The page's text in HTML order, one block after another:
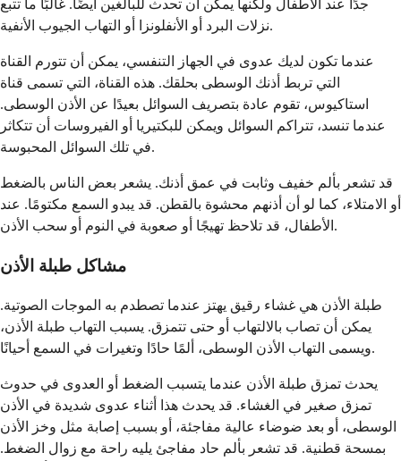
جدًا عند الأطفال ولكنها يمكن أن تحدث للبالغين أيضًا. غالبًا ما تتبع
نزلات البرد أو الأنفلونزا أو التهاب الجيوب الأنفية.
عندما تكون لديك عدوى في الجهاز التنفسي، يمكن أن تتورم القناة
التي تربط أذنك الوسطى بحلقك. هذه القناة، التي تسمى قناة
استاكيوس، تقوم عادة بتصريف السوائل بعيدًا عن الأذن الوسطى.
عندما تنسد، تتراكم السوائل ويمكن للبكتيريا أو الفيروسات أن تتكاثر
في تلك السوائل المحبوسة.
قد تشعر بألم خفيف وثابت في عمق أذنك. يشعر بعض الناس بالضغط
أو الامتلاء، كما لو أن أذنهم محشوة بالقطن. قد يبدو السمع مكتومًا. عند
الأطفال، قد تلاحظ تهيجًا أو صعوبة في النوم أو سحب الأذن.
مشاكل طبلة الأذن
طبلة الأذن هي غشاء رقيق يهتز عندما تصطدم به الموجات الصوتية.
يمكن أن تصاب بالالتهاب أو حتى تتمزق. يسبب التهاب طبلة الأذن،
ويسمى التهاب الأذن الوسطى، ألمًا حادًا وتغيرات في السمع أحيانًا.
يحدث تمزق طبلة الأذن عندما يتسبب الضغط أو العدوى في حدوث
تمزق صغير في الغشاء. قد يحدث هذا أثناء عدوى شديدة في الأذن
الوسطى، أو بعد ضوضاء عالية مفاجئة، أو بسبب إصابة مثل وخز الأذن
بمسحة قطنية. قد تشعر بألم حاد مفاجئ يليه راحة مع زوال الضغط.